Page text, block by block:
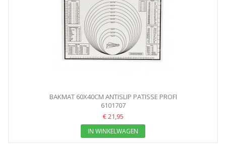
BAKMAT 60X40CM ANTISLIP PATISSE PROFI
6101707
€ 21,95
IN WINKELWAGEN